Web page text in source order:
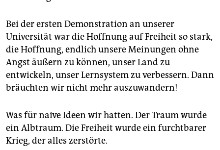
Bei der ersten Demonstration an unserer
Universität war die Hoffnung auf Freiheit so stark,
die Hoffnung, endlich unsere Meinungen ohne
Angst äußern zu können, unser Land zu
entwickeln, unser Lernsystem zu verbessern. Dann
bräuchten wir nicht mehr auszuwandern!
Was für naive Ideen wir hatten. Der Traum wurde
ein Albtraum. Die Freiheit wurde ein furchtbarer
Krieg, der alles zerstörte.